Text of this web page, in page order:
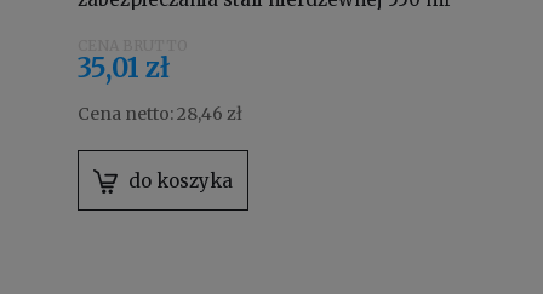
35,01 zł
Cena netto:28,46 zł
do koszyka